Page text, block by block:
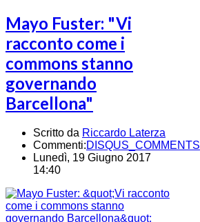
Mayo Fuster: "Vi
racconto come i
commons stanno
governando
Barcellona"
Scritto da Riccardo Laterza
Commenti:DISQUS_COMMENTS
Lunedì, 19 Giugno 2017
14:40